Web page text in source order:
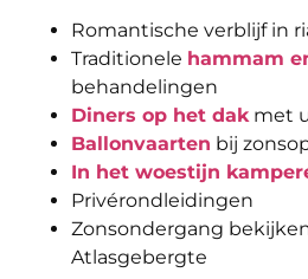
Romantische verblijf in
Traditionele hammam
behandelingen
Diners op het dakmet
Ballonvaarten bij
In het woestijn
Privérondleidingen
Zonsondergang
Atlasgebergte